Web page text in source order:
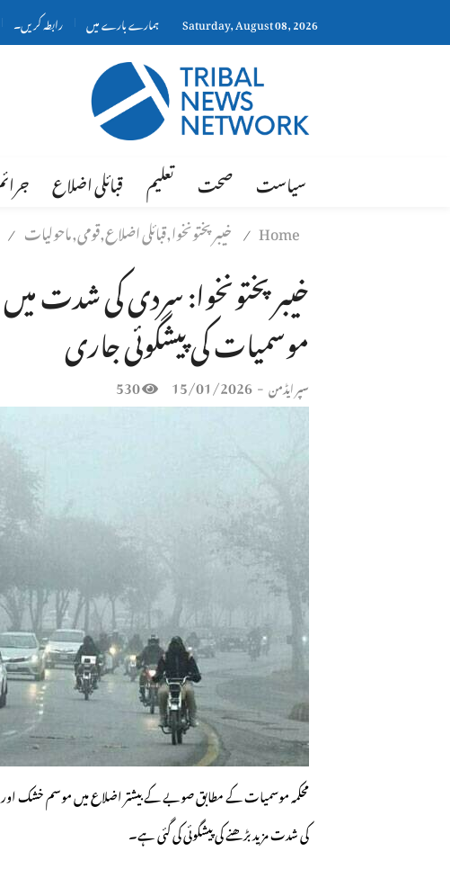
Saturday, August 08, 2026 ہمارے بارے میں رابطہ کریں۔
سیاست صحت تعلیم قبائلی اضلاع
Home
/ خیبر پختونخوا,قبائلی اضلاع,قومی,ماحولیات /
خیبر پختونخوا: سردی کی شدت میں
موسمیات کی پیشگوئی جاری
سپر ایڈمن -
15/01/2026
محکمہ موسمیات کے مطابق صوبے کے بیشتر اضلاع میں موسم خشک اور
کی شدت مزید بڑھنے کی پیشگوئی کی گئی ہے۔